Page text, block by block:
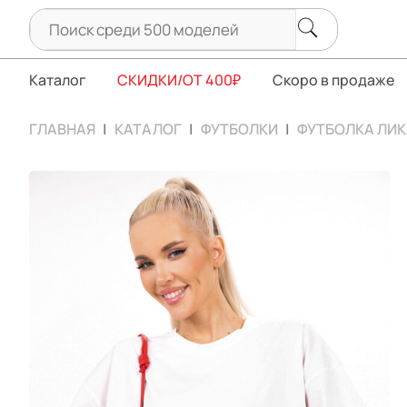
Каталог СКИДКИ/ОТ 400₽ Скоро в продаже
ГЛАВНАЯ КАТАЛОГ ФУТБОЛКИ ФУТБОЛКА